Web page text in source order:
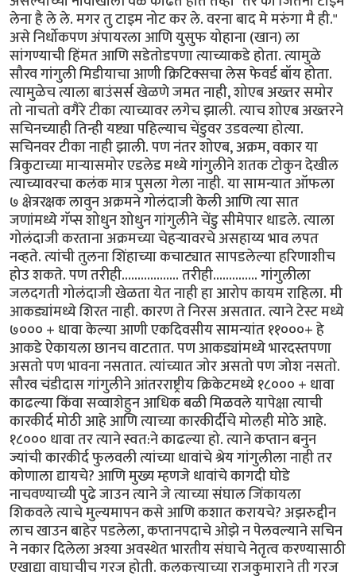
लेना है ले ले. मगर तु टाइम नोट कर ले. वरना बाद मे मरुंगा मै ही."
असे निर्धोकपण अंपायरला आणि युसुफ योहाना (खान) ला
सांगण्याची हिंमत आणि सडेतोडपणा त्याच्याकडे होता. त्यामुळे
सौरव गांगुली मिडीयाचा आणी क्रिटिक्सचा लेस फेवर्ड बॉय होता.
त्यामुळेच त्याला बाउंसर्स खेळणे जमत नाही, शोएब अख्तर समोर
तो नाचतो वगैरे टीका त्याच्यावर लगेच झाली. त्याच शोएब अख्तरने
सचिनच्याही तिन्ही यष्ट्या पहिल्याच चेंडुवर उडवल्या होत्या.
सचिनवर टीका नाही झाली. पण नंतर शोएब, अक्रम, वकार या
त्रिकुटाच्या मार्‍यासमोर एडलेड मध्ये गांगुलीने शतक टोकुन देखील
त्याच्यावरचा कलंक मात्र पुसला गेला नाही. या सामन्यात ऑफला
७ क्षेत्ररक्षक लावुन अक्रमने गोलंदाजी केली आणि त्या सात
जणांमध्ये गॅप्स शोधुन शोधुन गांगुलीने चेंडु सीमेपार धाडले. त्याला
गोलंदाजी करताना अक्रमच्या चेहर्‍यावरचे असहाय्य भाव लपत
नव्हते. त्यांची तुलना शिंहाच्या कचाट्यात सापडलेल्या हरिणाशीच
होउ शकते. पण तरीही.................. तरीही.............. गांगुलीला
जलदगती गोलंदाजी खेळता येत नाही हा आरोप कायम राहिला. मी
आकड्यांमध्ये शिरत नाही. कारण ते निरस असतात. त्याने टेस्ट मध्ये
७००० + धावा केल्या आणी एकदिवसीय सामन्यांत ११०००+ हे
आकडे ऐकायला छानच वाटतात. पण आकड्यांमध्ये भारदस्तपणा
असतो पण भावना नसतात. त्यांच्यात जोर असतो पण जोश नसतो.
सौरव चंडीदास गांगुलीने आंतरराष्ट्रीय क्रिकेटमध्ये १८००० + धावा
काढल्या किंवा सव्वाशेहुन आधिक बळी मिळवले यापेक्षा त्याची
कारकीर्द मोठी आहे आणि त्याच्या कारकीर्दीचे मोलही मोठे आहे.
१८००० धावा तर त्याने स्वत:ने काढल्या हो. त्याने कप्तान बनुन
ज्यांची कारकीर्द फुलवली त्यांच्या धावांचे श्रेय गांगुलीला नाही तर
कोणाला द्यायचे? आणि मुख्य म्हणजे धावांचे कागदी घोडे
नाचवण्याच्यी पुढे जाउन त्याने जे त्याच्या संघाल जिंकायला
शिकवले त्याचे मुल्यमापन कसे आणि कशात करायचे? अझरुद्दीन
लाच खाउन बाहेर पडलेला, कप्तानपदाचे ओझे न पेलवल्याने सचिन
ने नकार दिलेला अश्या अवस्थेत भारतीय संघाचे नेतृत्व करण्यासाठी
एखाद्या वाघाचीच गरज होती. कलकत्त्याच्या राजकुमाराने ती गरज